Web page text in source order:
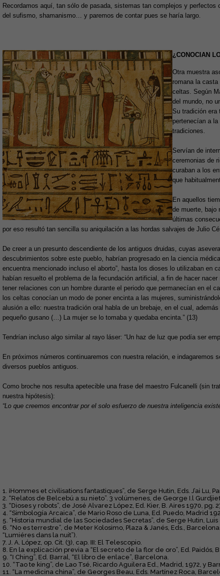
Recordamos aquí, tan sólo de pasada, sistemas tan complejos y
del sufismo, shamanismo… y paremos de contar pues se haría largo.
¿CONOCIAN
Otra muestra
romana la
celtas. Según
del mundo, no
Su tradición era
pertenecían a
tradiciones.
Servían de
ceremonias de
curaban a los
que
En aquellos
de muerte, bajo
últimas
por eso resultó tan sencilla su aniquilación a las hordas salvajes de Julio
De creer a un presunto descendiente de los antiguos druidas, cuyas
descubrimientos sobre este pueblo, habrían progresado en la ciencia
encuentra mencionado incluso el aborto”, hasta los dioses lo utilizaban
habían resuelto el problema de la fecundación artificial, a fin de hacer
tener relaciones con un hombre durante el periodo que permanecían en el
los celtas conocían un modo de poner encinta a las mujeres,
alusión a ello: nuestra tradición oral habla de un brebaje, en el cual,
pequeño gusano (…) La mujer se lo tomaba y quedaba encinta.” (13)
Tendrían incluso algo similar al rayo láser: “Un haz de luz que podía ser
En próximos números continuaremos con nuestra relación, e
diversos pueblos antiguos.
Como broche nos resulta apetecible una frase del maestro Fulcanelli (sin
nuestra hipótesis):
“Lo que creemos encontrar por el solo esfuerzo de nuestra inteligencia
1. ¡Hommes et civilisations fantastiques”, de Serge Hutin, Eds. J’ai Lu,
2. “Relatos de Belcebú a su nieto”. 3 volúmenes, de George I.l
3. “Dioses y robots”, de José Alvarez López, Ed. Kier, B. Aires 1970, pg.
4. “Simbología Arcaica”, de Mario Roso de Luna, Ed. Puedo, Madrid
5. “Historia mundial de las Sociedades Secretas”, de Serge Hutin, Luis
6. “No es terrestre”, de Meter Kolosimo, Plaza & Janés, Eds.,
“Lumiéres dans la nuit”).
7. J. A. López, op. Cit. (3), cap. III: El Telescopio.
8. En la explicación previa a “El secreto de la flor de oro”, Ed. Paidós,
9. “I Ching”, Ed. Barral, “El libro de enlace”, Barcelona.
10. “Tao te king”, de Lao Tsé, Ricardo Aguilera Ed., Madrid, 1972, y
11. “La medicina china”, de Georges Beau, Eds. Martínez Roca,